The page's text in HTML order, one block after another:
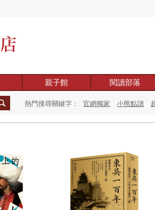
親子館 閱讀部落
熱門搜尋關鍵字： 官網獨家 小熊點讀